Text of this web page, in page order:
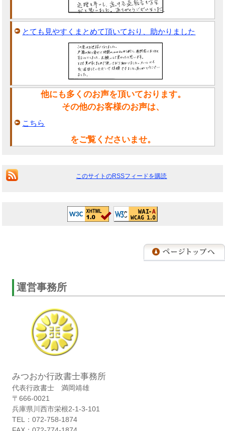
とても見やすくまとめて頂いており、助かりました
他にも多くのお声を頂いております。
その他のお客様のお声は、
こちら
をご覧くださいませ。
このサイトのRSSフィードを購読
運営事務所
みつおか行政書士事務所
代表行政書士 満岡靖雄
〒666-0021
兵庫県川西市栄根2-1-3-101
TEL：072-758-1874